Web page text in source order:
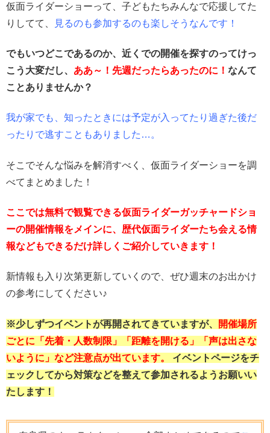
仮面ライダーショーって、子どもたちみんなで応援してた
りしてて、
見るのも参加するのも楽しそうなんです！
でもいつどこであるのか、近くでの開催を探すのってけっ
こう大変だし、 ああ～！先週だったらあったのに！ なんて
ことありませんか？
我が家でも、知ったときには予定が入ってたり過ぎた後だ
ったりで逃すこともありました…。
そこでそんな悩みを解消すべく、仮面ライダーショーを調
べてまとめました！
ここでは無料で観覧できる仮面ライダーガッチャードショ
ーの開催情報をメインに、歴代仮面ライダーたち会える情
報などもできるだけ詳しくご紹介していきます！
新情報も入り次第更新していくので、ぜひ週末のお出かけ
の参考にしてください♪
※少しずつイベントが再開されてきていますが、
開催場所
ごとに「先着・人数制限」「距離を開ける」「声は出さな
いように」など注意点が出ています。 イベントページをチ
ェックしてから対策などを整えて参加されるようお願いい
たします！